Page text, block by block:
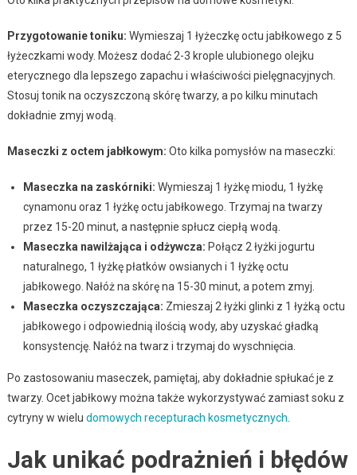
Przygotowanie toniku: Wymieszaj 1 łyżeczkę octu jabłkowego z 5
łyżeczkami wody. Możesz dodać 2-3 krople ulubionego olejku
eterycznego dla lepszego zapachu i właściwości pielęgnacyjnych.
Stosuj tonik na oczyszczoną skórę twarzy, a po kilku minutach
dokładnie zmyj wodą.
Maseczki z octem jabłkowym: Oto kilka pomysłów na maseczki:
Maseczka na zaskórniki: Wymieszaj 1 łyżkę miodu, 1 łyżkę
cynamonu oraz 1 łyżkę octu jabłkowego. Trzymaj na twarzy
przez 15-20 minut, a następnie spłucz ciepłą wodą.
Maseczka nawilżająca i odżywcza: Połącz 2 łyżki jogurtu
naturalnego, 1 łyżkę płatków owsianych i 1 łyżkę octu
jabłkowego. Nałóż na skórę na 15-30 minut, a potem zmyj.
Maseczka oczyszczająca: Zmieszaj 2 łyżki glinki z 1 łyżką octu
jabłkowego i odpowiednią ilością wody, aby uzyskać gładką
konsystencję. Nałóż na twarz i trzymaj do wyschnięcia.
Po zastosowaniu maseczek, pamiętaj, aby dokładnie spłukać je z
twarzy. Ocet jabłkowy można także wykorzystywać zamiast soku z
cytryny w wielu domowych recepturach kosmetycznych
Jak unikać podrażnień i błędów